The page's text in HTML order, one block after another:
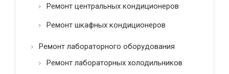
Ремонт центральных кондиционеров
Ремонт шкафных кондиционеров
Ремонт лабораторного оборудования
Ремонт лабораторных холодильников